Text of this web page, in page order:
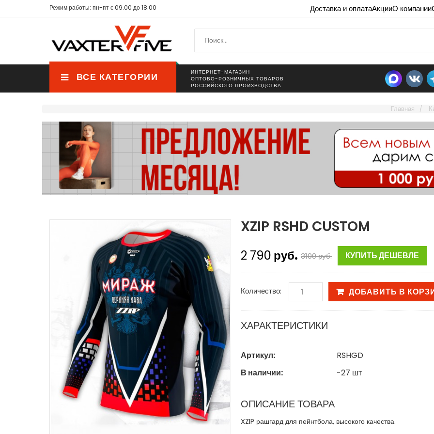
Режим работы: пн-пт с 09.00 до 18.00 Доставка и оплатаАкцииО компании
ВСЕ КАТЕГОРИИ
ИНТЕРНЕТ-МАГАЗИН
ОПТОВО-РОЗНИЧНЫХ ТОВАРОВ
РОССИЙСКОГО ПРОИЗВОДСТВА
Главная
XZIP RSHD CUSTOM
2 790 руб. 3100руб. КУПИТЬ ДЕШЕВЛЕ
Количество: ДОБАВИТЬ В
ХАРАКТЕРИСТИКИ
Артикул:
RSHGD
В наличии:
-27 шт
ОПИСАНИЕ ТОВАРА
XZIP рашгард для пейнтбола, высокого качества.